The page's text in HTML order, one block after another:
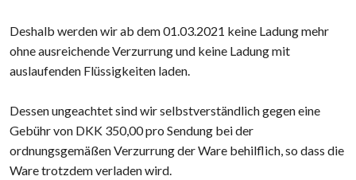
Deshalb werden wir ab dem 01.03.2021 keine Ladung mehr
ohne ausreichende Verzurrung und keine Ladung mit
auslaufenden Flüssigkeiten laden.
Dessen ungeachtet sind wir selbstverständlich gegen eine
Gebühr von DKK 350,00 pro Sendung bei der
ordnungsgemäßen Verzurrung der Ware behilflich, so dass die
Ware trotzdem verladen wird.